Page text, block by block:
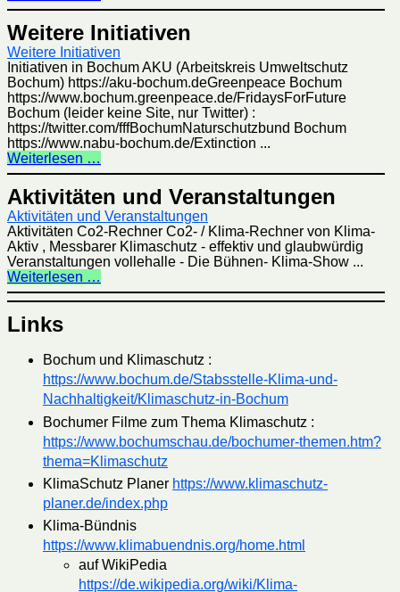
Weitere Initiativen
Weitere Initiativen
Initiativen in Bochum AKU (Arbeitskreis Umweltschutz
Bochum) https://aku-bochum.deGreenpeace Bochum
https://www.bochum.greenpeace.de/FridaysForFuture
Bochum (leider keine Site, nur Twitter) :
https://twitter.com/fffBochumNaturschutzbund Bochum
https://www.nabu-bochum.de/Extinction ...
Weiterlesen …
Aktivitäten und Veranstaltungen
Aktivitäten und Veranstaltungen
Aktivitäten Co2-Rechner Co2- / Klima-Rechner von Klima-
Aktiv , Messbarer Klimaschutz - effektiv und glaubwürdig
Veranstaltungen vollehalle - Die Bühnen- Klima-Show ...
Weiterlesen …
Links
Bochum und Klimaschutz :
https://www.bochum.de/Stabsstelle-Klima-und-
Nachhaltigkeit/Klimaschutz-in-Bochum
Bochumer Filme zum Thema Klimaschutz :
https://www.bochumschau.de/bochumer-themen.htm?
thema=Klimaschutz
KlimaSchutz Planer https://www.klimaschutz-
planer.de/index.php
Klima-Bündnis
https://www.klimabuendnis.org/home.html
auf WikiPedia
https://de.wikipedia.org/wiki/Klima-